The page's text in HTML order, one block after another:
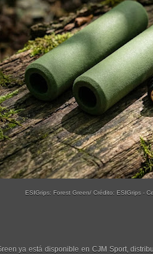
ESIGrips: Forest Green/ Crédito: ESIGrips -
ya está disponible en CJM Sport,